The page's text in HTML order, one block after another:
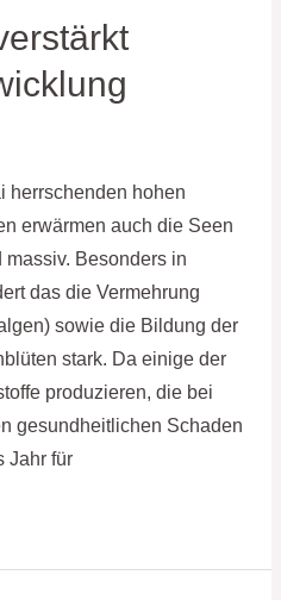
herrschenden hohen
erwärmen auch die Seen
Besonders in
das die Vermehrung
sowie die Bildung der
stark. Da einige der
produzieren, die bei
gesundheitlichen Schaden
Jahr für